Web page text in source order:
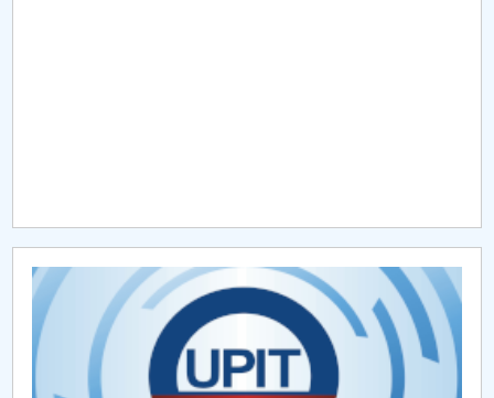
Chestionar angajabilitate ALUMNI – UPB
CAR2026
MENIU CANTINA